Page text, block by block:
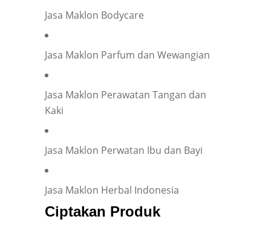
Jasa Maklon Bodycare
Jasa Maklon Parfum dan Wewangian
Jasa Maklon Perawatan Tangan dan
Kaki
Jasa Maklon Perwatan Ibu dan Bayi
Jasa Maklon Herbal Indonesia
Ciptakan Produk